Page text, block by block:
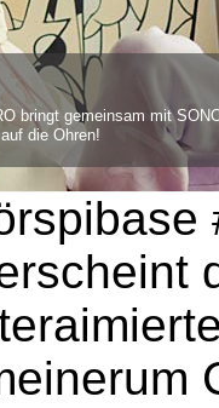
bringt gemeinsam mit
die Ohren!